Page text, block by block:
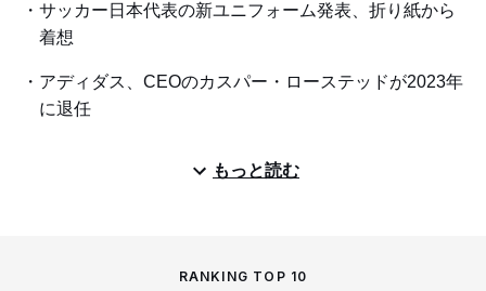
サッカー日本代表の新ユニフォーム発表、折り紙から
着想
アディダス、CEOのカスパー・ローステッドが2023年
に退任
もっと読む
RANKING TOP 10